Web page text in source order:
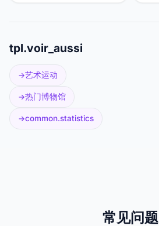
tpl.voir_aussi
艺术运动
热门博物馆
common.statistics
常见问题